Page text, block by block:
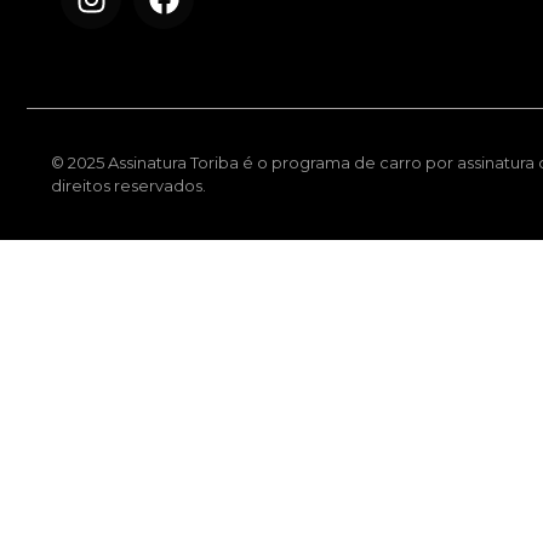
© 2025 Assinatura Toriba é o programa de carro por assinatura
direitos reservados.